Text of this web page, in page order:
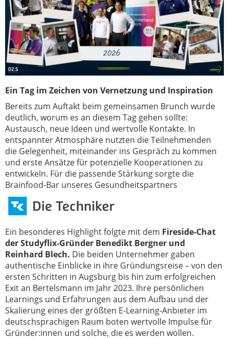
Ein Tag im Zeichen von Vernetzung und Inspiration
Bereits zum Auftakt beim gemeinsamen Brunch wurde
deutlich, worum es an diesem Tag gehen sollte:
Austausch, neue Ideen und wertvolle Kontakte. In
entspannter Atmosphäre nutzten die Teilnehmenden
die Gelegenheit, miteinander ins Gespräch zu kommen
und erste Ansätze für potenzielle Kooperationen zu
entwickeln. Für die passende Stärkung sorgte die
Brainfood-Bar unseres Gesundheitspartners
Ein besonderes Highlight folgte mit dem Fireside-Chat
der Studyflix-Gründer Benedikt Bergner und
Reinhard Blech. Die beiden Unternehmer gaben
authentische Einblicke in ihre Gründungsreise – von den
ersten Schritten in Augsburg bis hin zum erfolgreichen
Exit an Bertelsmann im Jahr 2023. Ihre persönlichen
Learnings und Erfahrungen aus dem Aufbau und der
Skalierung eines der größten E-Learning-Anbieter im
deutschsprachigen Raum boten wertvolle Impulse für
Gründer:innen und solche, die es werden wollen.